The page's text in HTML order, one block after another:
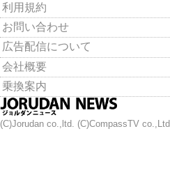
利用規約
お問い合わせ
広告配信について
会社概要
乗換案内
(C)Jorudan co.,ltd. (C)CompassTV co.,Ltd.